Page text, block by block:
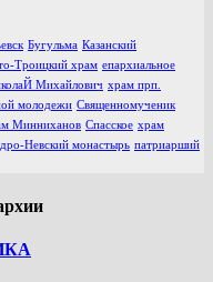
Бугульма Казанский
Троицкий храм епархиальное
Михайлович храм прп.
молодежи Священномученик
Минниханов Спасское храм
Невский монастырь патриарший